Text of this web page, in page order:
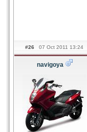
#26 07 Oct 2011 13:24
navigoya